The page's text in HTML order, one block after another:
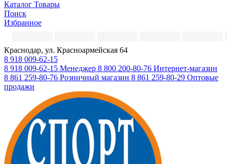
Каталог Товары
Поиск
Избранное
Краснодар, ул. Красноармейская 64
8 918 009-62-15
8 918 009-62-15 Менеджер 8 800 200-80-76 Интернет-магазин
8 861 259-80-76 Розничный магазин 8 861 259-80-29 Оптовые
продажи